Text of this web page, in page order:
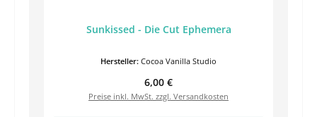
Sunkissed - Die Cut Ephemera
Hersteller: Cocoa Vanilla Studio
Regulärer Preis:
6,00 €
Preise inkl. MwSt. zzgl. Versandkosten